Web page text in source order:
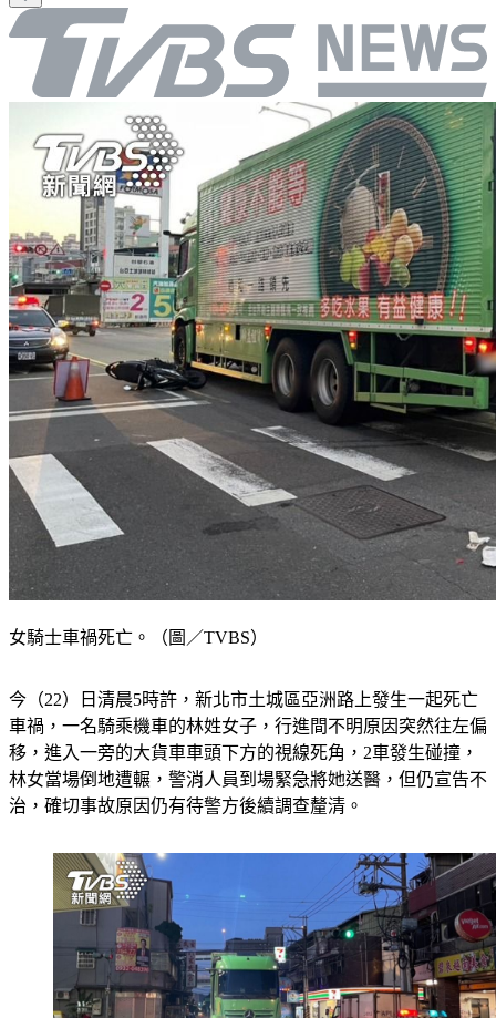
女騎士車禍死亡。（圖／TVBS）
今（22）日清晨5時許，新北市土城區亞洲路上發生一起死亡
車禍，一名騎乘機車的林姓女子，行進間不明原因突然往左偏
移，進入一旁的大貨車車頭下方的視線死角，2車發生碰撞，
林女當場倒地遭輾，警消人員到場緊急將她送醫，但仍宣告不
治，確切事故原因仍有待警方後續調查釐清。